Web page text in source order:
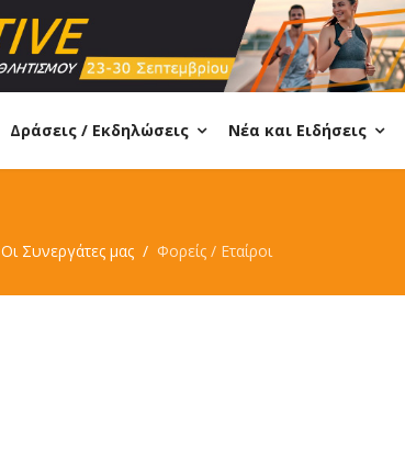
Δράσεις / Εκδηλώσεις Νέα και Ειδήσεις
Οι Συνεργάτες μας Φορείς / Εταίροι